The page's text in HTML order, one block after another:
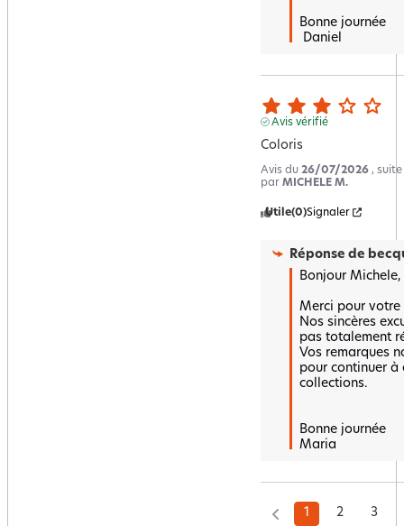
Bonne journée
Daniel
Avis vérifié
Coloris
Avis du 26/07/2026 ,
par MICHELE M.
Utile(0)Signaler
Réponse de
Bonjour Michele,
Merci pour
Nos sincères
pas totalement
Vos remarques
pour continuer à
collections.
Bonne journée
Maria
1 2 3